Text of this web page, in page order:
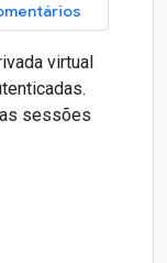
virtual
sessões